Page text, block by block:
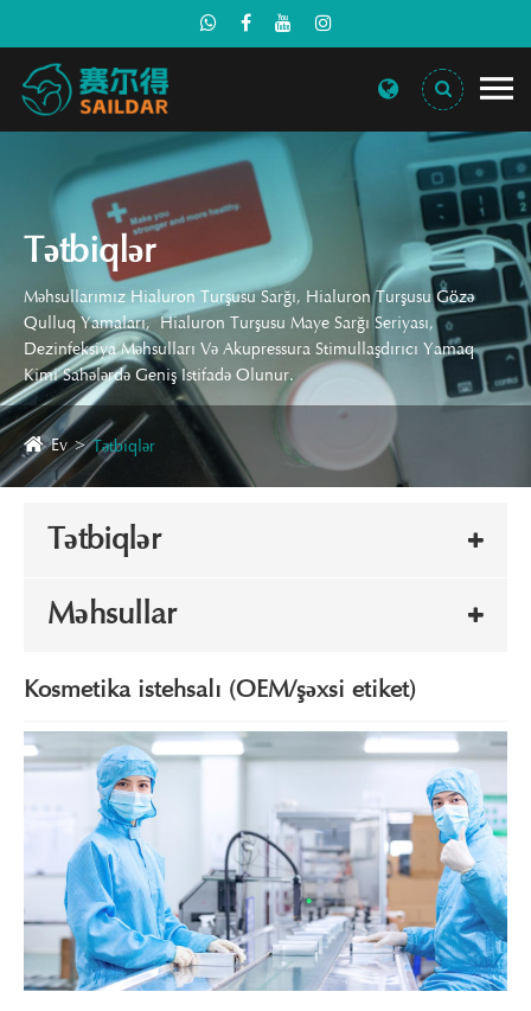
Tətbiqlər
Məhsullarımız Hialuron Turşusu Sarğı, Hialuron Turşusu Gözə
Qulluq Yamaları, Hialuron Turşusu Maye Sarğı Seriyası,
Dezinfeksiya Məhsulları Və Akupressura Stimullaşdırıcı Yamaq
Kimi Sahələrdə Geniş Istifadə Olunur.
Ev Tətbiqlər
Tətbiqlər
Məhsullar
Kosmetika istehsalı (OEM/şəxsi etiket)